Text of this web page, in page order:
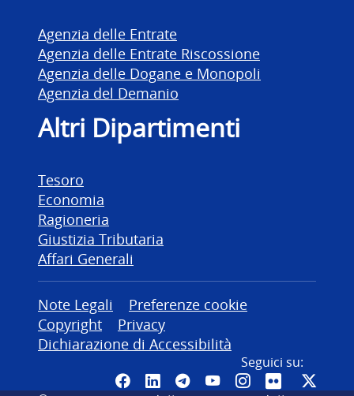
Agenzia delle Entrate
Agenzia delle Entrate Riscossione
Agenzia delle Dogane e Monopoli
Agenzia del Demanio
Altri Dipartimenti
Tesoro
Economia
Ragioneria
Giustizia Tributaria
Affari Generali
Altre informazioni
Note Legali
Preferenze cookie
Copyright
Privacy
Dichiarazione di Accessibilità
Seguici su:
Pagina Facebook del MEF -
Canale LinkedIn del MEF
Canale Telegram del
Canale YouTube del
CanaleCanale